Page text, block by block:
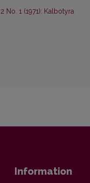
No. 1 (1971): Kalbotyra
Information